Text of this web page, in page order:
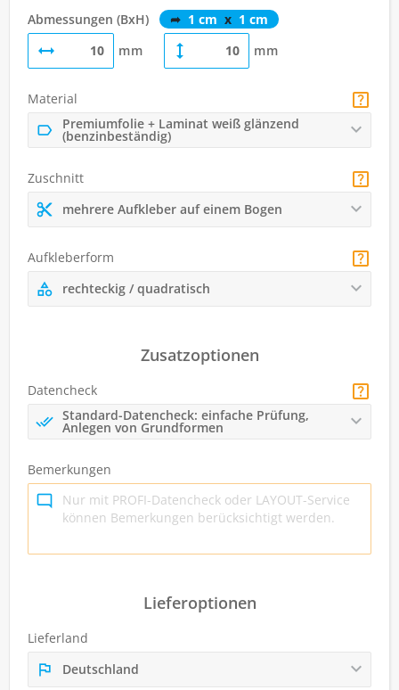
Material
Premiumfolie + Laminat weiß glänzend
(benzinbeständig)
Abmessungen (BxH) ➦ 1 cm x 1 cm
mm
mm
Zuschnitt
mehrere Aufkleber auf einem Bogen
Aufkleberform
rechteckig / quadratisch
Zusatzoptionen
Datencheck
Standard-Datencheck: einfache Prüfung,
Anlegen von Grundformen
Bemerkungen
Lieferoptionen
Lieferland
Deutschland